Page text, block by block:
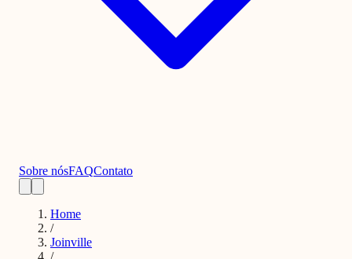
Sobre nósFAQContato
Home
/
Joinville
/